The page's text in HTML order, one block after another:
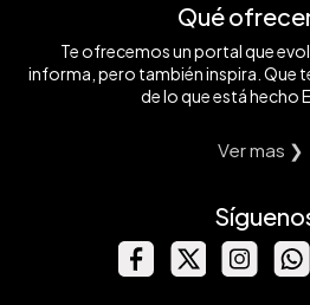
Qué
Te ofrecemos un portal que
informa, pero también inspira. Que
de lo que está hecho
Ver mas ❯